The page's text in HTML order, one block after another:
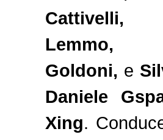
Cattivelli,
Lemmo,
Goldoni, e
Daniele
Xing.